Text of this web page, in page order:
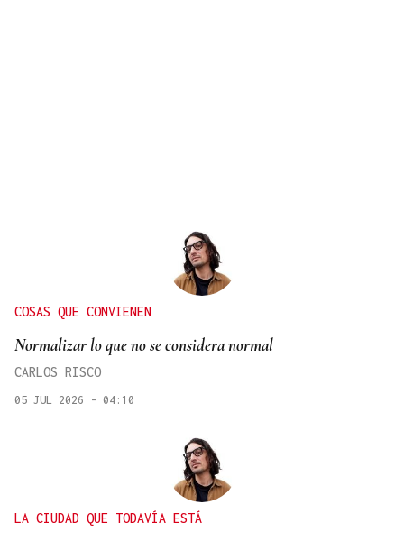
COSAS QUE CONVIENEN
Normalizar lo que no se considera normal
CARLOS RISCO
05 JUL 2026 - 04:10
LA CIUDAD QUE TODAVÍA ESTÁ